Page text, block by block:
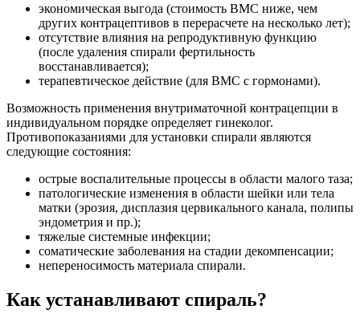
экономическая выгода (стоимость ВМС ниже, чем
других контрацептивов в перерасчете на несколько лет);
отсутствие влияния на репродуктивную функцию
(после удаления спирали фертильность
восстанавливается);
терапевтическое действие (для ВМС с гормонами).
Возможность применения внутриматочной контрацепции в
индивидуальном порядке определяет гинеколог.
Противопоказаниями для установки спирали являются
следующие состояния:
острые воспалительные процессы в области малого таза;
патологические изменения в области шейки или тела
матки (эрозия, дисплазия цервикального канала, полипы
эндометрия и пр.);
тяжелые системные инфекции;
соматические заболевания на стадии декомпенсации;
непереносимость материала спирали.
Как устанавливают спираль?